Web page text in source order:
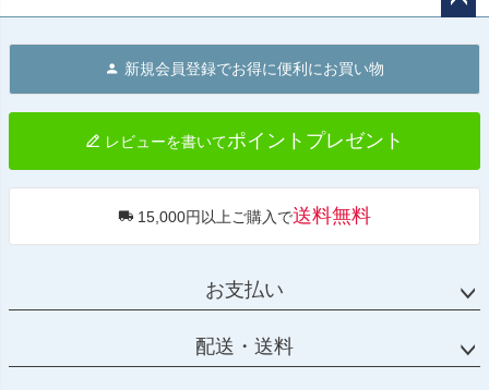
へ
新規会員登録でお得に便利にお買い物
レビューを書いてポイントプレゼント
15,000円以上ご購入で送料無料
お支払い
配送・送料